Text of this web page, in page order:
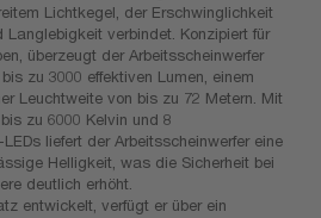
Lichtkegel, der Erschwinglichkeit
verbindet. Konzipiert für
überzeugt der Arbeitsscheinwerfer
zu 3000 effektiven Lumen, einem
Leuchtweite von bis zu 72 Metern. Mit
zu 6000 Kelvin und 8
liefert der Arbeitsscheinwerfer eine
Helligkeit, was die Sicherheit bei
deutlich erhöht.
entwickelt, verfügt er über ein